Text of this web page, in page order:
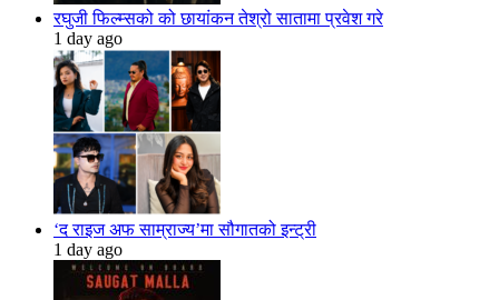
रघुजी फिल्म्सको को छायांकन तेश्रो सातामा प्रवेश गरे
1 day ago
‘द राइज अफ साम्राज्य’मा सौगातको इन्ट्री
1 day ago